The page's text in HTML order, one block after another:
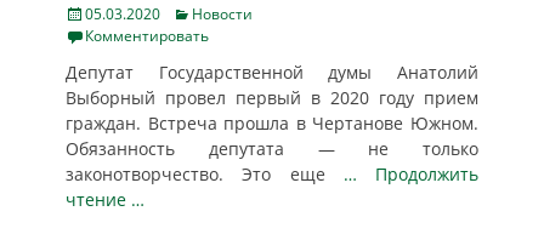
Posted
on
05.03.2020 Categories
Новости
Комментировать
Депутат Государственной думы Анатолий
Выборный провел первый в 2020 году прием
граждан. Встреча прошла в Чертанове Южном.
Обязанность депутата — не только
законотворчество. Это еще … Продолжить
чтение …